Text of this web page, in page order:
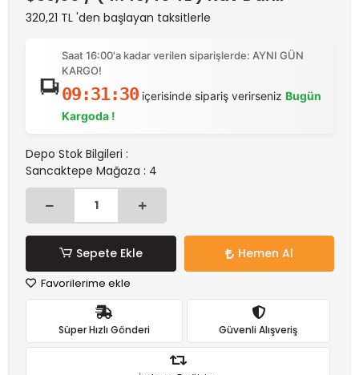
320,21 TL 'den başlayan taksitlerle
Saat 16:00'a kadar verilen siparişlerde: AYNI GÜN
KARGO!
09:31:30içerisinde sipariş verirseniz Bugün
Kargoda !
Depo Stok Bilgileri :
Sancaktepe Mağaza : 4
Sepete Ekle Hemen Al
Favorilerime ekle
Süper Hızlı Gönderi Güvenli Alışveriş